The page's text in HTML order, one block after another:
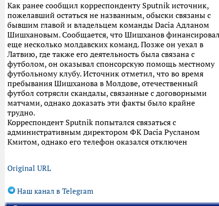
Как ранее сообщил корреспонденту Sputnik источник,
пожелавший остаться не названным, обыски связаны с
бывшим главой и владельцем команды Dacia Адланом
Шишхановым. Сообщается, что Шишханов
еще несколько молдавских команд. Позже он уехал в
Латвию, где также его деятельность была связана с
футболом, он оказывал спонсорскую помощь местному
футбольному клубу. Источник отметил, что во время
пребывания Шишханова в Молдове, отечественный
футбол сотрясли скандалы, связанные с договорными
матчами, однако доказать эти факты было крайне
трудно.
Корреспондент Sputnik попытался связаться с
административным директором ФК Dacia Русланом
Кмитом, однако его телефон оказался отключен
Original URL
Наш канал в Telegram